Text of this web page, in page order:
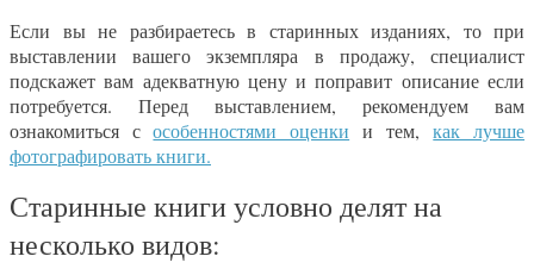
Если вы не разбираетесь в старинных изданиях, то при
выставлении вашего экземпляра в продажу, специалист
подскажет вам адекватную цену и поправит описание если
потребуется. Перед выставлением, рекомендуем вам
ознакомиться сособенностями оценки и тем,как лучше
фотографировать книги.
Старинные книги условно делят на
несколько видов: